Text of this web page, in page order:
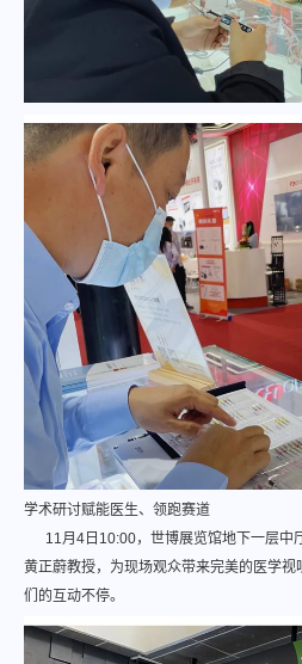
学术研讨赋能医生、领跑赛道
11月4日10:00，世博展览馆地下一层中
黄正蔚教授，为现场观众带来完美的医学
们的互动不停。